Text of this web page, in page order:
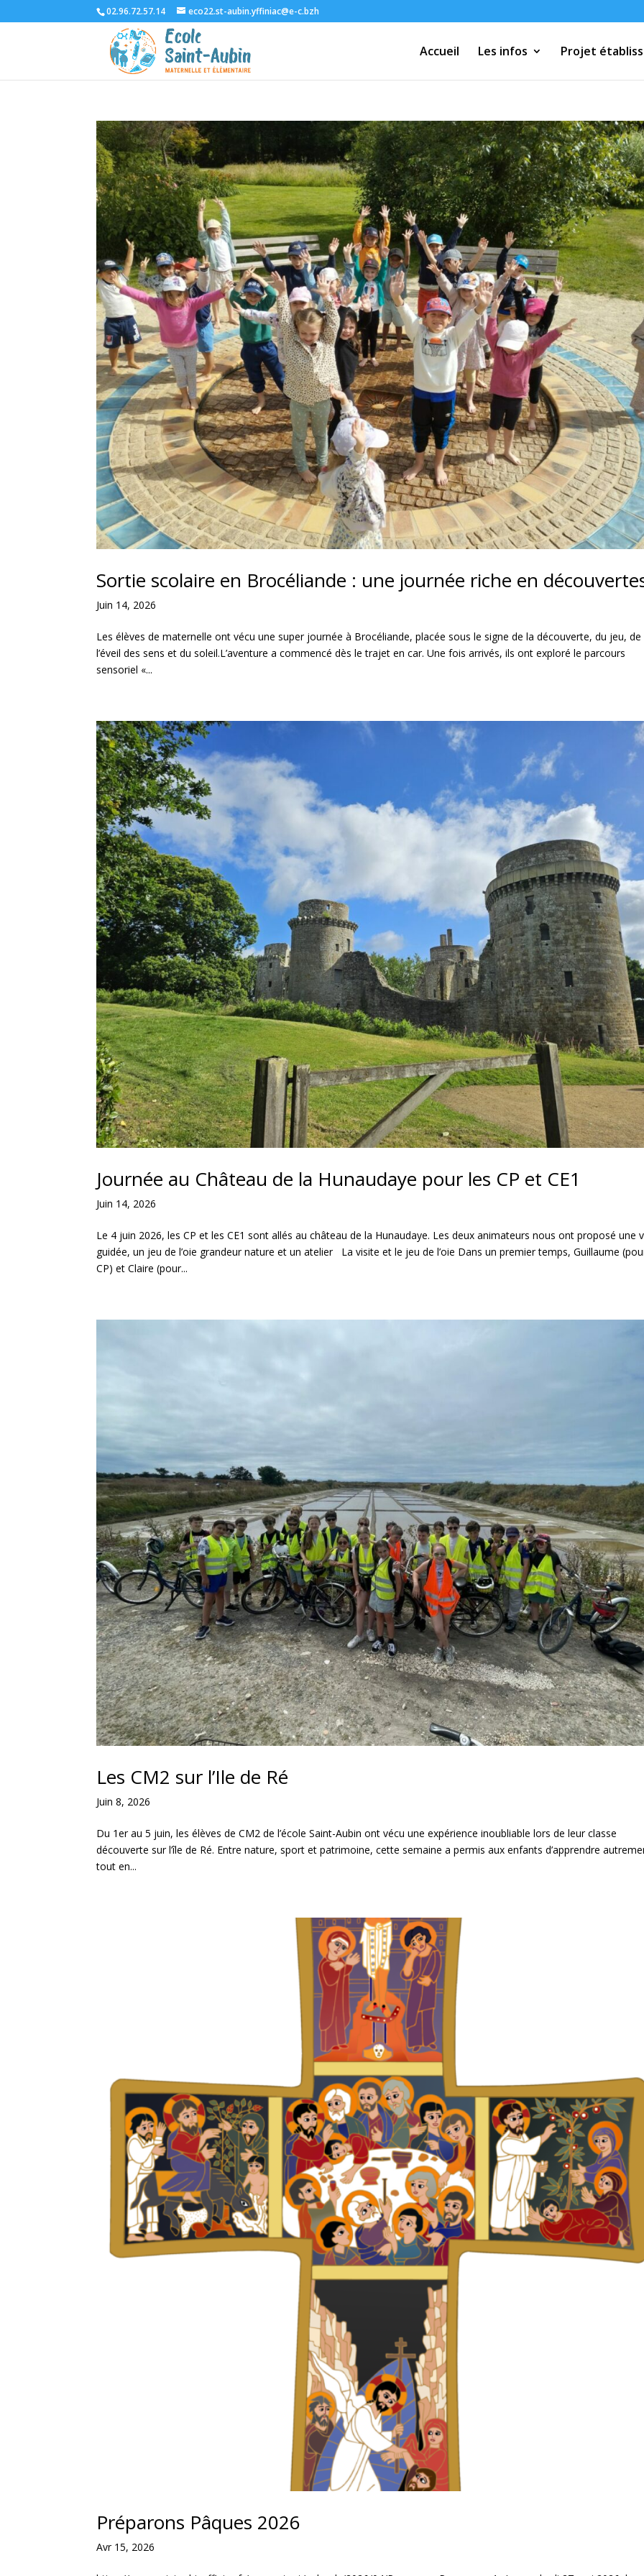
02.96.72.57.14 eco22.st-aubin.yffiniac@e-c.bzh
Accueil Les infos Projet
Sortie scolaire en Brocéliande : une journée riche en
Juin 14, 2026
Les élèves de maternelle ont vécu une super journée à Brocéliande, placée sous le signe de la découverte, du jeu, de
l’éveil des sens et du soleil.L’aventure a commencé dès le trajet en car. Une fois arrivés, ils ont exploré le parcours
sensoriel «...
Journée au Château de la Hunaudaye pour les CP et CE1
Juin 14, 2026
Le 4 juin 2026, les CP et les CE1 sont allés au château de la Hunaudaye. Les deux animateurs nous ont proposé une
guidée, un jeu de l’oie grandeur nature et un atelier La visite et le jeu de l’oie Dans un premier temps, Guillaume
CP) et Claire (pour...
Les CM2 sur l’Ile de Ré
Juin 8, 2026
Du 1er au 5 juin, les élèves de CM2 de l’école Saint-Aubin ont vécu une expérience inoubliable lors de leur classe
découverte sur l’île de Ré. Entre nature, sport et patrimoine, cette semaine a permis aux enfants d’apprendre
tout en...
Préparons Pâques 2026
Avr 15, 2026